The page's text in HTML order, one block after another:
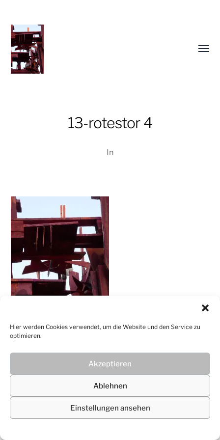
Hier werden Cookies verwendet, um die Website und den Service zu
optimieren.
Akzeptieren
Ablehnen
Einstellungen ansehen
Christiane
Lüdtke
Menü
13-rotestor 4
In
© 2026Christiane Lüdtke